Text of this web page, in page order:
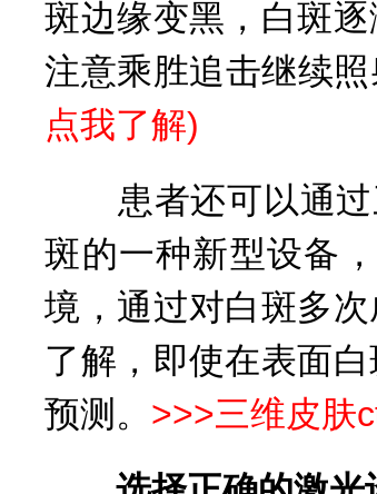
斑边缘变黑，白斑
注意乘胜追击继续照
点我了解)
患者还可以通过
斑的一种新型设备
境，通过对白斑多
了解，即使在表面
预测。 >>>三维皮肤